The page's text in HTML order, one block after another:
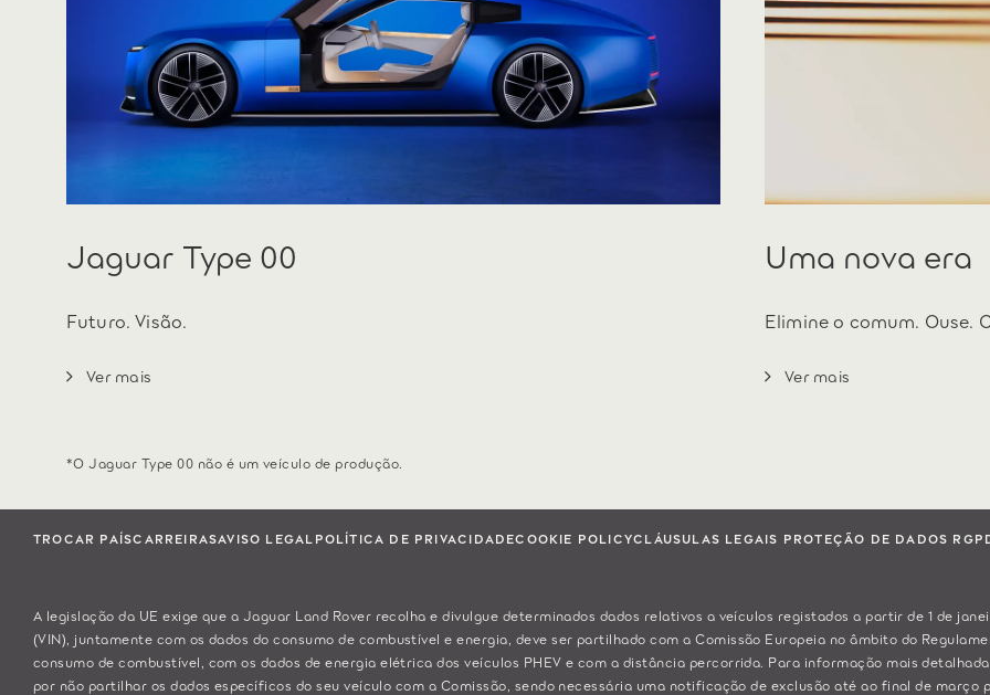
Jaguar Type 00
Futuro. Visão.
Ver mais
Uma nova era
Elimine o comum. Ouse.
Ver mais
*O Jaguar Type 00 não é um veículo de produção.
TROCAR PAÍSCARREIRASAVISO LEGAL POLÍTICA DE PRIVACIDADECOOKIE POLICYCLÁUSULAS LEGAIS PROTEÇÃO DE DADOS
A legislação da UE exige que a Jaguar Land Rover recolha e divulgue determinados dados relativos a veículos registados a partir de 1 de
(VIN), juntamente com os dados do consumo de combustível e energia, deve ser partilhado com a Comissão Europeia no âmbito do
consumo de combustível, com os dados de energia elétrica dos veículos PHEV e com a distância percorrida. Para informação mais
por não partilhar os dados específicos do seu veículo com a Comissão, sendo necessária uma notificação de exclusão até ao final de